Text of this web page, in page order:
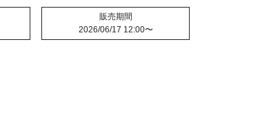
販売期間
2026/06/17 12:00〜